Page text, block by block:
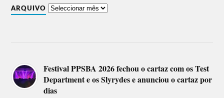
ARQUIVO
Festival PPSBA 2026 fechou o cartaz com os Test
Department e os Slyrydes e anunciou o cartaz por
dias